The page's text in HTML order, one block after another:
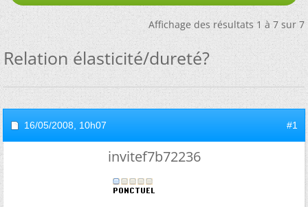
Affichage des résultats 1 à 7 sur 7
Relation élasticité/dureté?
16/05/2008, 10h07 #1
invitef7b72236